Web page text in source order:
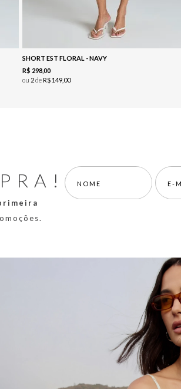
SHORT EST FLORAL - NAVY
R$ 298,00
ou 2deR$ 149, 00